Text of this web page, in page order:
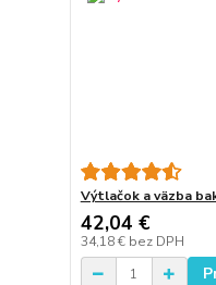
Výtlačok a väzba
42,04 €
34,18 € bez DPH